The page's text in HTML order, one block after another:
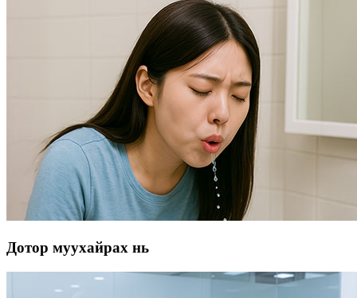
Дотор муухайрах нь